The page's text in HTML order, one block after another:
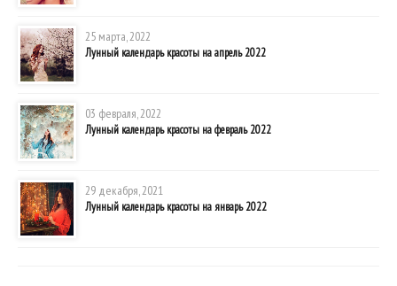
25 марта, 2022
Лунный календарь красоты на апрель 2022
03 февраля, 2022
Лунный календарь красоты на февраль 2022
29 декабря, 2021
Лунный календарь красоты на январь 2022